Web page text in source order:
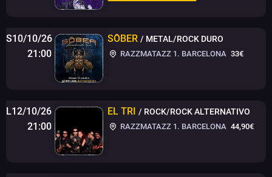
S10/10/26
21:00
SÔBER / METAL/ROCK DURO
RAZZMATAZZ 1. BARCELONA 33€
L12/10/26
21:00
EL TRI / ROCK/ROCK ALTERNATIVO
RAZZMATAZZ 1. BARCELONA 44,90€